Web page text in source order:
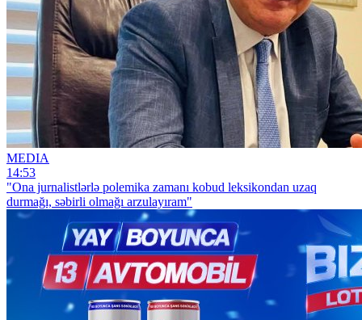
MEDIA
14:53
"Ona jurnalistlərlə polemika zamanı kobud leksikondan uzaq
durmağı, səbirli olmağı arzulayıram"